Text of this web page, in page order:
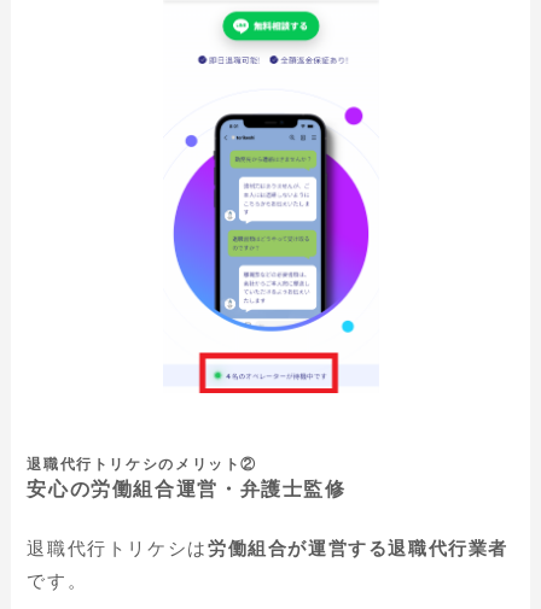
退職代行トリケシのメリット②
安心の労働組合運営・弁護士監修
退職代行トリケシは労働組合が運営する退職代行業者
です。